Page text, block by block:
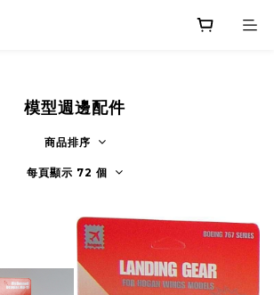
模型週邊配件
商品排序
每頁顯示 72 個